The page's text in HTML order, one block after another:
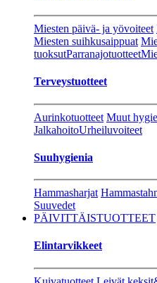
Miesten päivä- ja yövoiteet
Miesten suihkusaippuat
tuoksutParranajotuotteet
Terveystuotteet
Aurinkotuotteet Muut
JalkahoitoUrheiluvoiteet
Suuhygienia
Hammasharjat
Suuvedet
PÄIVITTÄISTUOTTEET
Elintarvikkeet